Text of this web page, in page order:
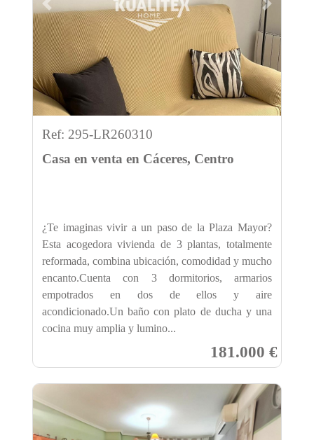
Previous Next
Ref: 295-LR260310
Casa en venta en Cáceres, Centro
¿Te imaginas vivir a un paso de la Plaza Mayor?
Esta acogedora vivienda de 3 plantas, totalmente
reformada, combina ubicación, comodidad y mucho
encanto.Cuenta con 3 dormitorios, armarios
empotrados en dos de ellos y aire
acondicionado.Un baño con plato de ducha y una
cocina muy amplia y lumino...
181.000 €